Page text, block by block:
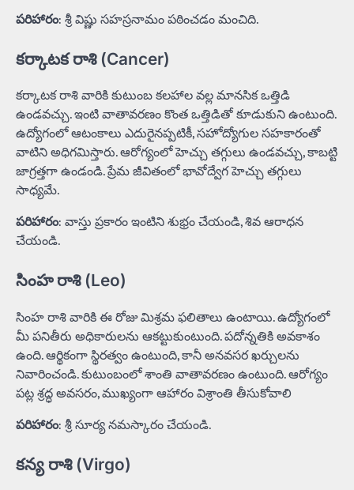
పరిహారం: శ్రీ విష్ణు సహస్రనామం పఠించడం మంచిది.
కర్కాటక రాశి (Cancer)
కర్కాటక రాశి వారికి కుటుంబ కలహాల వల్ల మానసిక ఒత్తిడి
ఉండవచ్చు. ఇంటి వాతావరణం కొంత ఒత్తిడితో కూడుకుని ఉంటుంది.
ఉద్యోగంలో ఆటంకాలు ఎదురైనప్పటికీ, సహోద్యోగుల సహకారంతో
వాటిని అధిగమిస్తారు. ఆరోగ్యంలో హెచ్చు తగ్గులు ఉండవచ్చు, కాబట్టి
జాగ్రత్తగా ఉండండి. ప్రేమ జీవితంలో భావోద్వేగ హెచ్చు తగ్గులు
సాధ్యమే.
పరిహారం: వాస్తు ప్రకారం ఇంటిని శుభ్రం చేయండి, శివ ఆరాధన
చేయండి.
సింహ రాశి (Leo)
సింహ రాశి వారికి ఈ రోజు మిశ్రమ ఫలితాలు ఉంటాయి. ఉద్యోగంలో
మీ పనితీరు అధికారులను ఆకట్టుకుంటుంది. పదోన్నతికి అవకాశం
ఉంది. ఆర్థికంగా స్థిరత్వం ఉంటుంది, కానీ అనవసర ఖర్చులను
నివారించండి. కుటుంబంలో శాంతి వాతావరణం ఉంటుంది. ఆరోగ్యం
పట్ల శ్రద్ధ అవసరం, ముఖ్యంగా ఆహారం విశ్రాంతి తీసుకోవాలి
పరిహారం: శ్రీ సూర్య నమస్కారం చేయండి.
కన్య రాశి (Virgo)